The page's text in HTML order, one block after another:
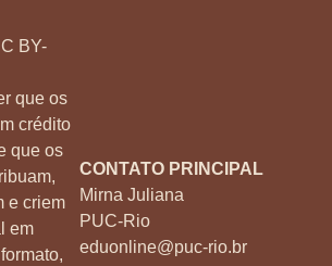
BY-
que os
crédito
que os
e criem
em
CONTATO PRINCIPAL
Mirna Juliana
PUC-Rio
eduonline@puc-rio.br